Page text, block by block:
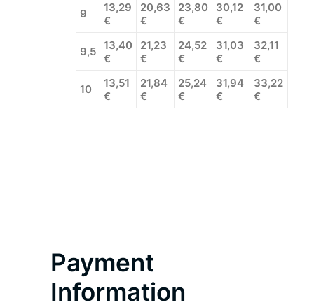
9
13,29
€
20,63
€
23,80
€
30,12
€
31,00
€
9,5 13,40
€
21,23
€
24,52
€
31,03
€
32,11
€
10
13,51
€
21,84
€
25,24
€
31,94
€
33,22
€
Payment
Information